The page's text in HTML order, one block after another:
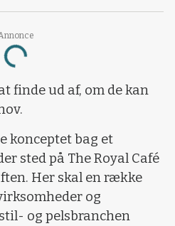
Loading...
finde ud af, om de kan
konceptet bag et
sted på The Royal Café
Her skal en række
og
og pelsbranchen